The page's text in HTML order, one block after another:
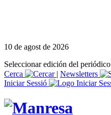
10 de agost de 2026
Seleccionar edición del periódico
Cerca
| Newsletters
Iniciar Sessió